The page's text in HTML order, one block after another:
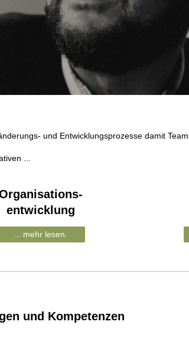
und Entwicklungsprozesse damit
...
entwicklung
... mehr lesen.
und Kompetenzen